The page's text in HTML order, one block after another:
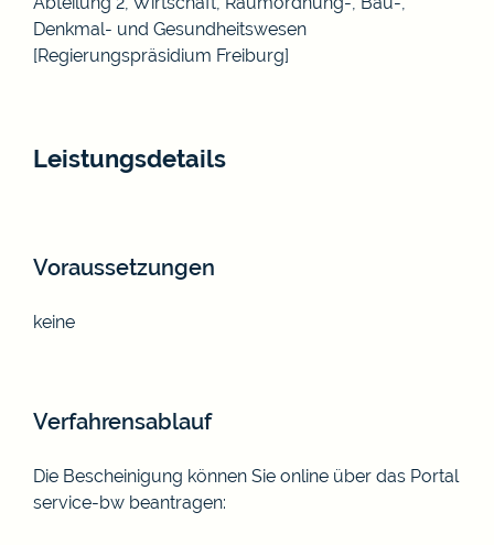
Denkmal- und Gesundheitswesen
[Regierungspräsidium Freiburg]
Leistungsdetails
Voraussetzungen
keine
Verfahrensablauf
Die Bescheinigung können Sie online über das Portal
service-bw beantragen: